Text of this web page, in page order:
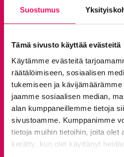
Suostumus
Tämä sivusto käyttää evästeitä
Käytämme evästeitä
räätälöimiseen, sosiaalisen
tukemiseen ja
jaamme sosiaalisen median,
alan kumppaneillemme tietoja
sivustoamme. Kumppanimme
tietoja muihin tietoihin, joita olet
kerätty, kun olet käyttänyt